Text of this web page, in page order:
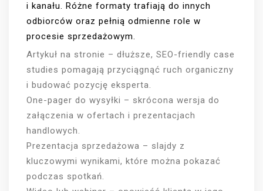
i kanału. Różne formaty trafiają do innych
odbiorców oraz pełnią odmienne role w
procesie sprzedażowym.
Artykuł na stronie – dłuższe, SEO-friendly case
studies pomagają przyciągnąć ruch organiczny
i budować pozycję eksperta.
One-pager do wysyłki – skrócona wersja do
załączenia w ofertach i prezentacjach
handlowych.
Prezentacja sprzedażowa – slajdy z
kluczowymi wynikami, które można pokazać
podczas spotkań.